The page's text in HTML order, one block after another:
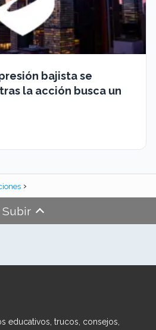
bajista se
la acción busca un
Subir
educativos, trucos, consejos,